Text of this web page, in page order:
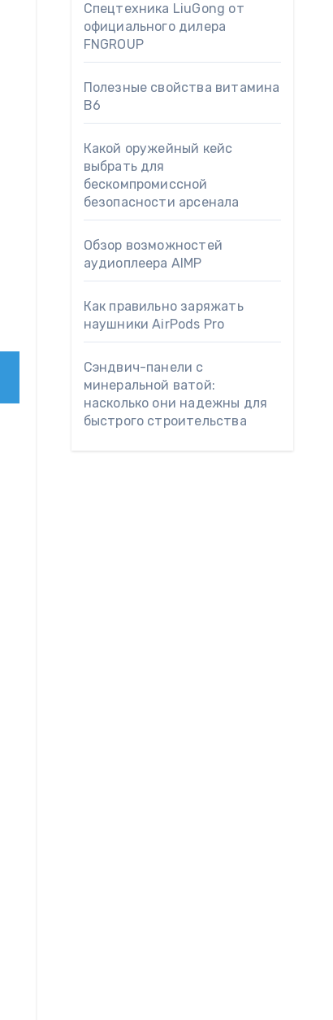
Спецтехника LiuGong от
официального дилера
FNGROUP
Полезные свойства витамина
B6
Какой оружейный кейс
выбрать для
бескомпромиссной
безопасности арсенала
Обзор возможностей
аудиоплеера AIMP
Как правильно заряжать
наушники AirPods Pro
Сэндвич-панели с
минеральной ватой:
насколько они надежны для
быстрого строительства